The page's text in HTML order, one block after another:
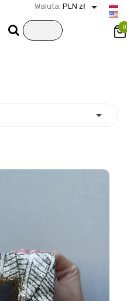
Waluta: PLN zł 
0
